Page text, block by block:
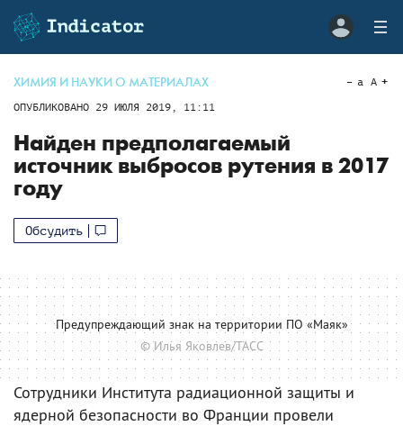
ХИМИЯ И НАУКИ О МАТЕРИАЛАХ
ОПУБЛИКОВАНО 29 ИЮЛЯ 2019, 11:11
a A
Найден предполагаемый
источник выбросов рутения в 2017
году
Обсудить
Предупреждающий знак на территории ПО «Маяк»
© Илья Яковлев/ТАСС
Сотрудники Института радиационной защиты и
ядерной безопасности во Франции провели